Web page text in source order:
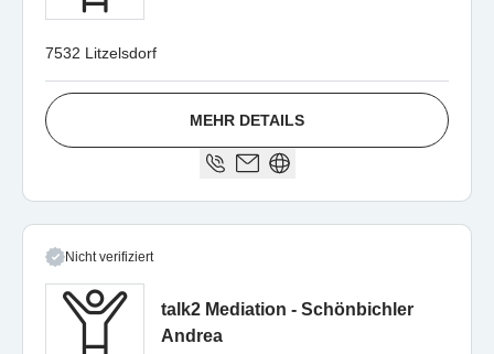
7532 Litzelsdorf
MEHR DETAILS
Nicht verifiziert
talk2 Mediation - Schönbichler
Andrea